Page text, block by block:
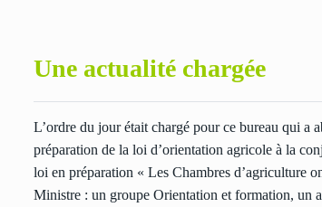
Une actualité chargée
L’ordre du jour était chargé pour ce bureau qui a
préparation de la loi d’orientation agricole à la
loi en préparation « Les Chambres d’agriculture
Ministre : un groupe Orientation et formation, un